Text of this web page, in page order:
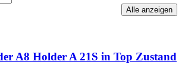
A8 Holder A 21S in Top Zustand